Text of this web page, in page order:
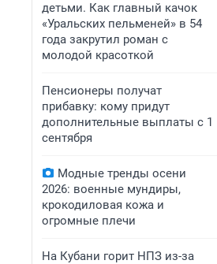
детьми. Как главный качок
«Уральских пельменей» в 54
года закрутил роман с
молодой красоткой
Пенсионеры получат
прибавку: кому придут
дополнительные выплаты с 1
сентября
Модные тренды осени
2026: военные мундиры,
крокодиловая кожа и
огромные плечи
На Кубани горит НПЗ из-за